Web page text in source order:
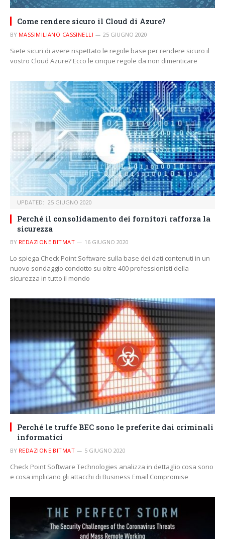
Come rendere sicuro il Cloud di Azure?
BY MASSIMILIANO CASSINELLI 25 GIUGNO 2020
Siete sicuri di avere rispettato le regole base per rendere sicuro il
vostro Cloud Azure? Ecco le cinque regole da non dimenticare
UPDATED: 25 GIUGNO 2020
Perché il consolidamento dei fornitori rafforza la
sicurezza
BY REDAZIONE BITMAT 16 GIUGNO 2020
Lo spiega Check Point Software sulla base dei dati contenuti in un
nuovo sondaggio condotto su oltre 400 professionisti della
sicurezza in tutto il mondo
Perché le truffe BEC sono le preferite dai criminali
informatici
BY REDAZIONE BITMAT 5 GIUGNO 2020
Check Point Software Technologies analizza in dettaglio cosa sono
e cosa implicano gli attacchi di Business Email Compromise